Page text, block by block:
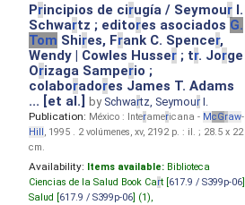
Principios de cirugía / Seymour I.
Schwartz ; editores asociados G.
Tom Shires, Frank C. Spencer,
Wendy | Cowles Husser ; tr. Jorge
Orizaga Samperio ;
colaboradores James T. Adams
... [et al.]by Schwartz, Seymour I.
Publication: México : Interamericana - McGraw-
Hill, 1995 . 2 volúmenes, xv, 2192 p. : il. ; 28.5 x 22
cm.
Availability: Items available: Biblioteca
Ciencias de la Salud Book Cart [ 617.9 / S399p-06
Salud [ 617.9 / S399p-06 ] (1),